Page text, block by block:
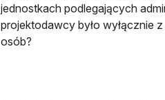
jednostkach podlegających
projektodawcy było wyłącznie
osób?